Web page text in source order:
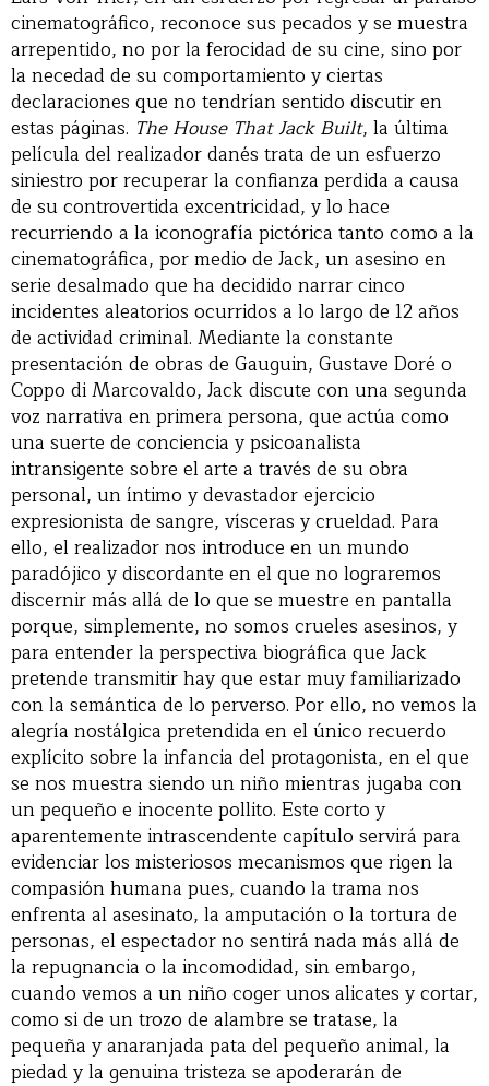
cinematográfico, reconoce sus pecados y se muestra
arrepentido, no por la ferocidad de su cine, sino por
la necedad de su comportamiento y ciertas
declaraciones que no tendrían sentido discutir en
estas páginas. The House That Jack Built, la última
película del realizador danés trata de un esfuerzo
siniestro por recuperar la confianza perdida a causa
de su controvertida excentricidad, y lo hace
recurriendo a la iconografía pictórica tanto como a la
cinematográfica, por medio de Jack, un asesino en
serie desalmado que ha decidido narrar cinco
incidentes aleatorios ocurridos a lo largo de 12 años
de actividad criminal. Mediante la constante
presentación de obras de Gauguin, Gustave Doré o
Coppo di Marcovaldo, Jack discute con una segunda
voz narrativa en primera persona, que actúa como
una suerte de conciencia y psicoanalista
intransigente sobre el arte a través de su obra
personal, un íntimo y devastador ejercicio
expresionista de sangre, vísceras y crueldad. Para
ello, el realizador nos introduce en un mundo
paradójico y discordante en el que no lograremos
discernir más allá de lo que se muestre en pantalla
porque, simplemente, no somos crueles asesinos, y
para entender la perspectiva biográfica que Jack
pretende transmitir hay que estar muy familiarizado
con la semántica de lo perverso. Por ello, no vemos la
alegría nostálgica pretendida en el único recuerdo
explícito sobre la infancia del protagonista, en el que
se nos muestra siendo un niño mientras jugaba con
un pequeño e inocente pollito. Este corto y
aparentemente intrascendente capítulo servirá para
evidenciar los misteriosos mecanismos que rigen la
compasión humana pues, cuando la trama nos
enfrenta al asesinato, la amputación o la tortura de
personas, el espectador no sentirá nada más allá de
la repugnancia o la incomodidad, sin embargo,
cuando vemos a un niño coger unos alicates y cortar,
como si de un trozo de alambre se tratase, la
pequeña y anaranjada pata del pequeño animal, la
piedad y la genuina tristeza se apoderarán de